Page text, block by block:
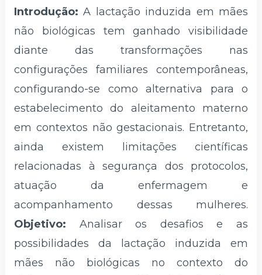
Introdução: A lactação induzida em mães
não biológicas tem ganhado visibilidade
diante das transformações nas
configurações familiares contemporâneas,
configurando-se como alternativa para o
estabelecimento do aleitamento materno
em contextos não gestacionais. Entretanto,
ainda existem limitações científicas
relacionadas à segurança dos protocolos,
atuação da enfermagem e
acompanhamento dessas mulheres.
Objetivo: Analisar os desafios e as
possibilidades da lactação induzida em
mães não biológicas no contexto do